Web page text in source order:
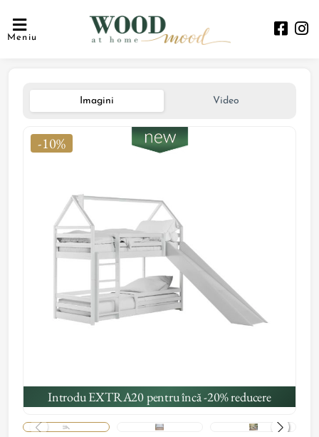
Meniu
Imagini Video
-10%
Introdu EXTRA20 pentru încă -20% reducere